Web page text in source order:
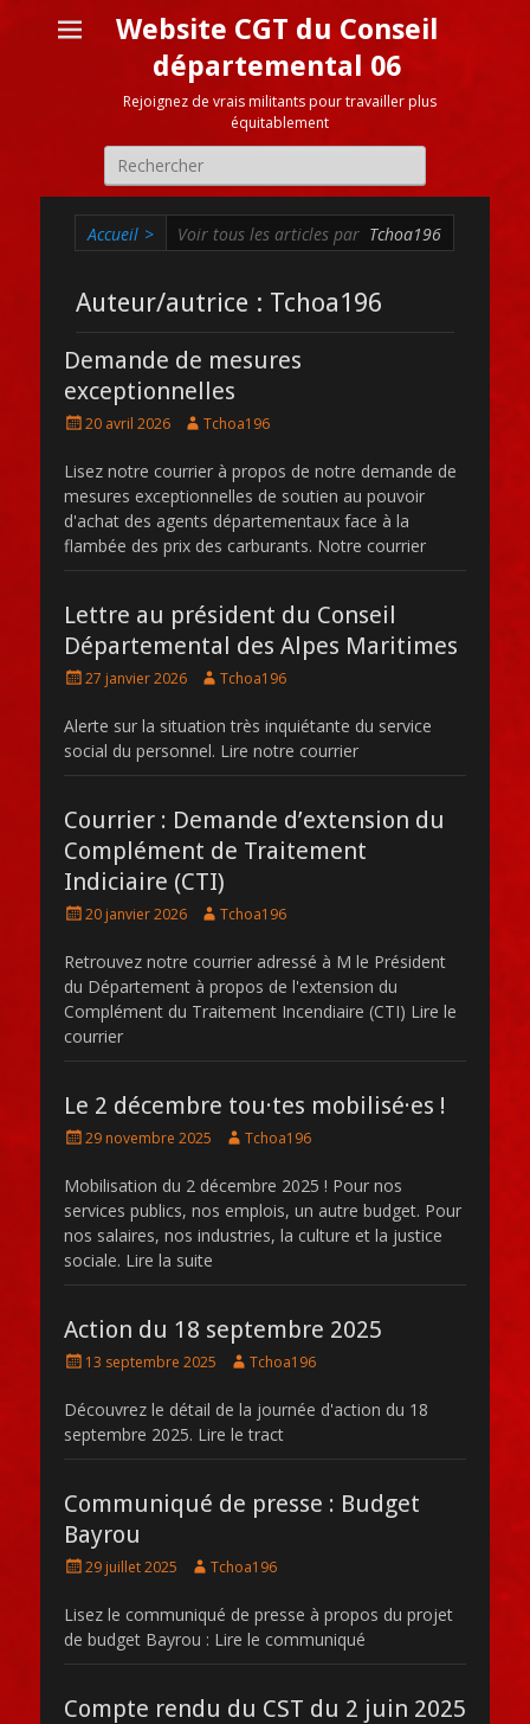
Website CGT du Conseil
départemental 06
Rejoignez de vrais militants pour travailler plus
équitablement
Recherche
pour:
Accueil > Voir tous les articles par Tchoa196
Auteur/autrice : Tchoa196
Demande de mesures
exceptionnelles
Posté20 avril 2026 Auteur
Tchoa196
Lisez notre courrier à propos de notre demande de
mesures exceptionnelles de soutien au pouvoir
d'achat des agents départementaux face à la
flambée des prix des carburants. Notre courrier
Lettre au président du Conseil
Départemental des Alpes Maritimes
Posté27 janvier 2026 Auteur
Tchoa196
Alerte sur la situation très inquiétante du service
social du personnel. Lire notre courrier
Courrier : Demande d’extension du
Complément de Traitement
Indiciaire (CTI)
Posté20 janvier 2026 Auteur
Tchoa196
Retrouvez notre courrier adressé à M le Président
du Département à propos de l'extension du
Complément du Traitement Incendiaire (CTI) Lire le
courrier
Le 2 décembre tou·tes mobilisé·es !
Posté29 novembre 2025 Auteur
Tchoa196
Mobilisation du 2 décembre 2025 ! Pour nos
services publics, nos emplois, un autre budget. Pour
nos salaires, nos industries, la culture et la justice
sociale. Lire la suite
Action du 18 septembre 2025
Posté13 septembre 2025 Auteur
Tchoa196
Découvrez le détail de la journée d'action du 18
septembre 2025. Lire le tract
Communiqué de presse : Budget
Bayrou
Posté29 juillet 2025 Auteur
Tchoa196
Lisez le communiqué de presse à propos du projet
de budget Bayrou : Lire le communiqué
Compte rendu du CST du 2 juin 2025